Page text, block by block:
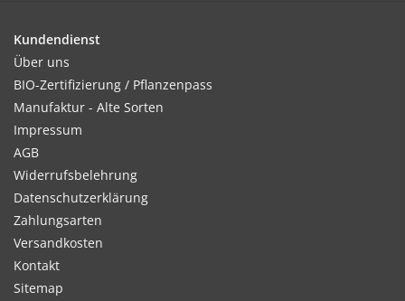
Kundendienst
Über uns
BIO-Zertifizierung / Pflanzenpass
Manufaktur - Alte Sorten
Impressum
AGB
Widerrufsbelehrung
Datenschutzerklärung
Zahlungsarten
Versandkosten
Kontakt
Sitemap